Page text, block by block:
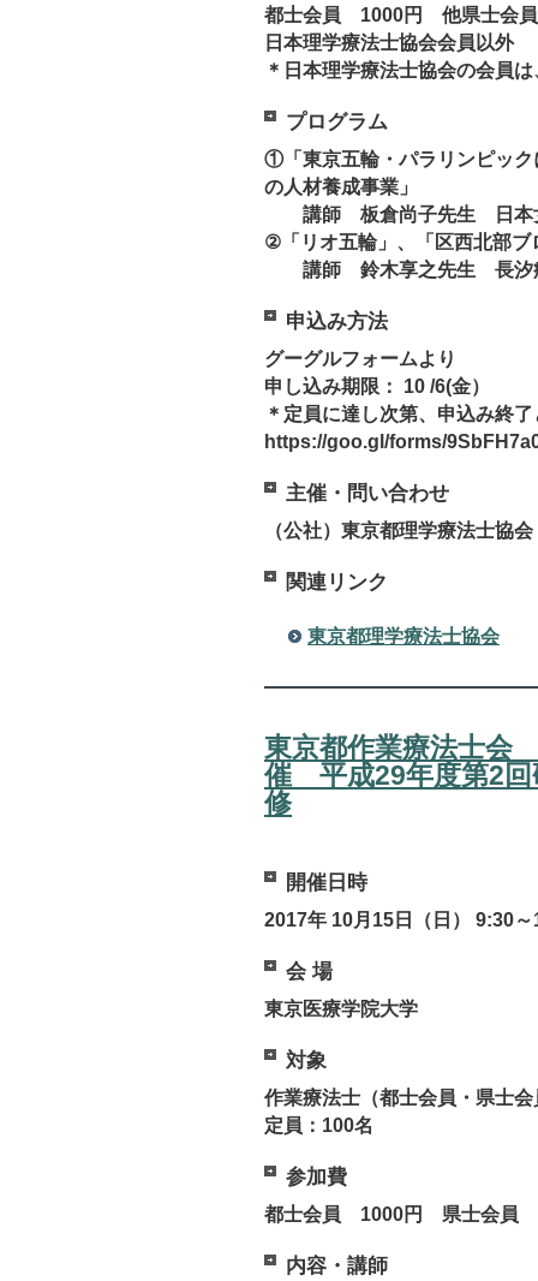
都士会員 1000円 他県士会
日本理学療法士協会会員以
＊日本理学療法士協会の会員
プログラム
①「東京五輪・パラリンピック
の人材養成事業」
講師 板倉尚子先生 日本
②「リオ五輪」、「区西北部ブ
講師 鈴木享之先生 長汐
申込み方法
グーグルフォームより
申し込み期限： 10 /6(金）
＊定員に達し次第、申込み終
https://goo.gl/forms/
主催・問い合わせ
（公社）東京都理学療法士協
関連リンク
東京都理学療法士協会
東京都作業療法士会
催 平成29年度第2
修
開催日時
2017年 10月15日（日） 9:30
会 場
東京医療学院大学
対象
作業療法士（都士会員・県士会
定員：100名
参加費
都士会員 1000円 県士会員
内容・講師